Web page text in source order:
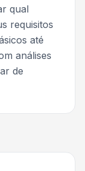
qual
requisitos
até
análises
de